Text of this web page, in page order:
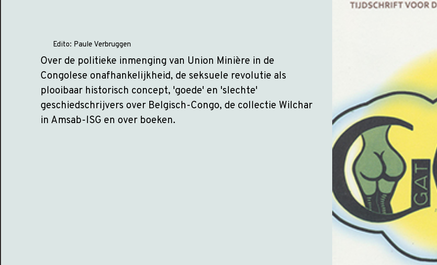
Edito: Paule Verbruggen
Over de politieke inmenging van Union Minière in de
Congolese onafhankelijkheid, de seksuele revolutie als
plooibaar historisch concept, 'goede' en 'slechte'
geschiedschrijvers over Belgisch-Congo, de collectie Wilchar
in Amsab-ISG en over boeken.